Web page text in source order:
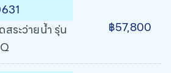
ระว่ายน้ำ รุ่น
฿57,800